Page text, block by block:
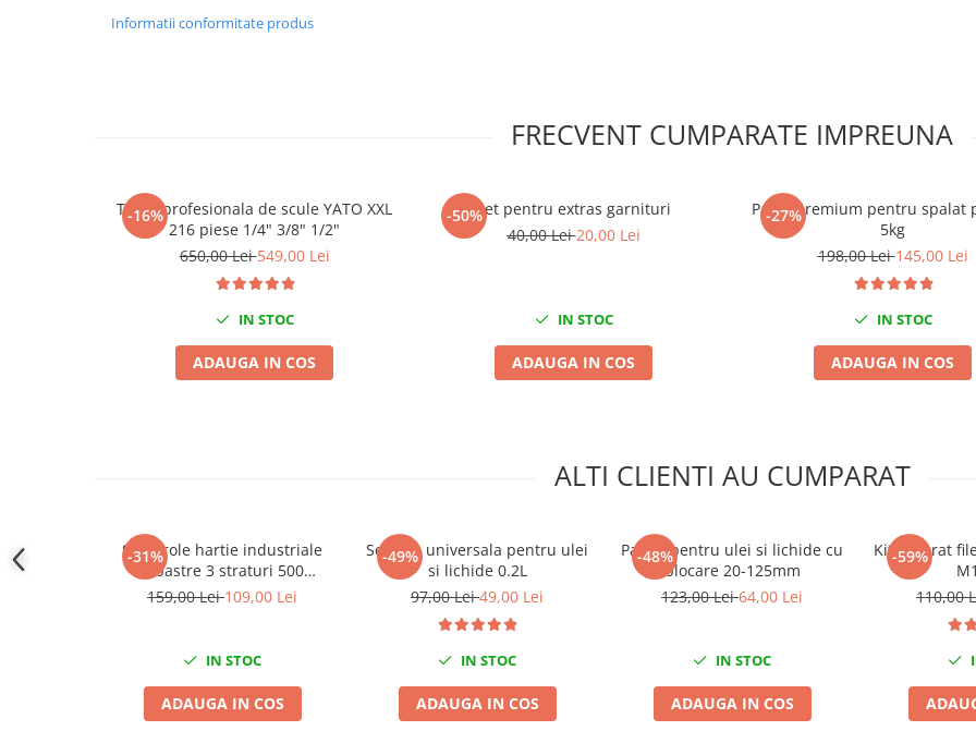
Scule Electrice
Masini de polishat
Pistoale aer cald
Pistoale electrice de impact
Citroen
Informatii conformitate produs
FRECVENT CUMPARATE IMPREUNA
-16%
Trusa profesionala de scule YATO XXL
216 piese 1/4" 3/8" 1/2"
650,00 Lei549,00 Lei
IN STOC
ADAUGA IN COS
-50%Set pentru extras garnituri
40,00 Lei20,00 Lei
IN STOC
ADAUGA IN COS
-27%
Pasta premium pentru spalat
5kg
198,00 Lei145,00 Lei
IN STOC
ADAUGA IN COS
ALTI CLIENTI AU CUMPARAT
-31%
Set 2 role hartie industriale
albastre 3 straturi 500
portii,170M/rola 34x22cm Mega
159,00 Lei109,00 Lei
IN STOC
ADAUGA IN COS
-49%
Seringa universala pentru ulei
si lichide 0.2L
97,00 Lei49,00 Lei
IN STOC
ADAUGA IN COS
-48%
Palnie pentru ulei si lichide cu
blocare 20-125mm
123,00 Lei64,00 Lei
IN STOC
ADAUGA IN COS
-59%
Kit reparat
110,00